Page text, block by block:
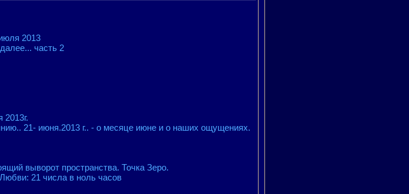
2013
часть 2
21- июня.2013 г.. - о месяце июне и о наших ощущениях.
выворот пространства. Точка Зеро.
21 числа в ноль часов